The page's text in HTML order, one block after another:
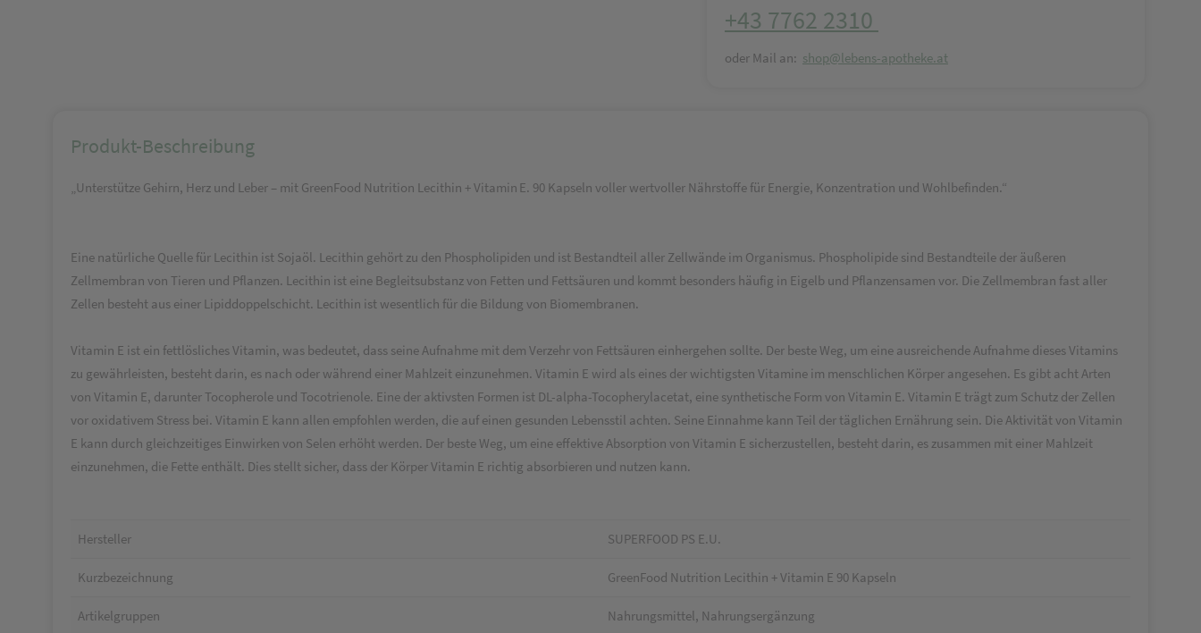
+43 7762 2310
oder Mail an: shop@lebens-apotheke.at
Produkt-Beschreibung
„Unterstütze Gehirn, Herz und Leber – mit GreenFood Nutrition Lecithin + Vitamin E. 90 Kapseln voller wertvoller Nährstoffe für Energie, Konzentration und Wohlbefinden.“
Eine natürliche Quelle für Lecithin ist Sojaöl. Lecithin gehört zu den Phospholipiden und ist Bestandteil aller Zellwände im Organismus. Phospholipide sind Bestandteile der äußeren
Zellmembran von Tieren und Pflanzen. Lecithin ist eine Begleitsubstanz von Fetten und Fettsäuren und kommt besonders häufig in Eigelb und Pflanzensamen vor. Die Zellmembran fast aller
Zellen besteht aus einer Lipiddoppelschicht. Lecithin ist wesentlich für die Bildung von Biomembranen.
Vitamin E ist ein fettlösliches Vitamin, was bedeutet, dass seine Aufnahme mit dem Verzehr von Fettsäuren einhergehen sollte. Der beste Weg, um eine ausreichende Aufnahme dieses Vitamins
zu gewährleisten, besteht darin, es nach oder während einer Mahlzeit einzunehmen. Vitamin E wird als eines der wichtigsten Vitamine im menschlichen Körper angesehen. Es gibt acht Arten
von Vitamin E, darunter Tocopherole und Tocotrienole. Eine der aktivsten Formen ist DL-alpha-Tocopherylacetat, eine synthetische Form von Vitamin E. Vitamin E trägt zum Schutz der Zellen
vor oxidativem Stress bei. Vitamin E kann allen empfohlen werden, die auf einen gesunden Lebensstil achten. Seine Einnahme kann Teil der täglichen Ernährung sein. Die Aktivität von Vitamin
E kann durch gleichzeitiges Einwirken von Selen erhöht werden. Der beste Weg, um eine effektive Absorption von Vitamin E sicherzustellen, besteht darin, es zusammen mit einer Mahlzeit
einzunehmen, die Fette enthält. Dies stellt sicher, dass der Körper Vitamin E richtig absorbieren und nutzen kann.
Hersteller SUPERFOOD PS E.U.
Kurzbezeichnung GreenFood Nutrition Lecithin + Vitamin E 90 Kapseln
Artikelgruppen Nahrungsmittel, Nahrungsergänzung